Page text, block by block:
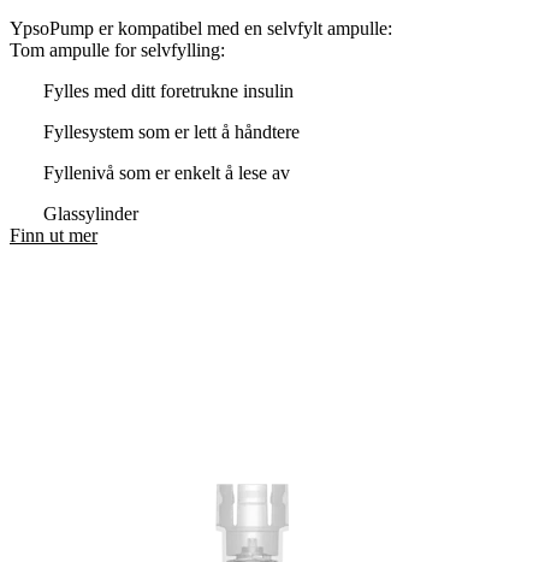
YpsoPump er kompatibel med en selvfylt ampulle:
Tom ampulle for selvfylling:
Fylles med ditt foretrukne insulin
Fyllesystem som er lett å håndtere
Fyllenivå som er enkelt å lese av
Glassylinder
Finn ut mer